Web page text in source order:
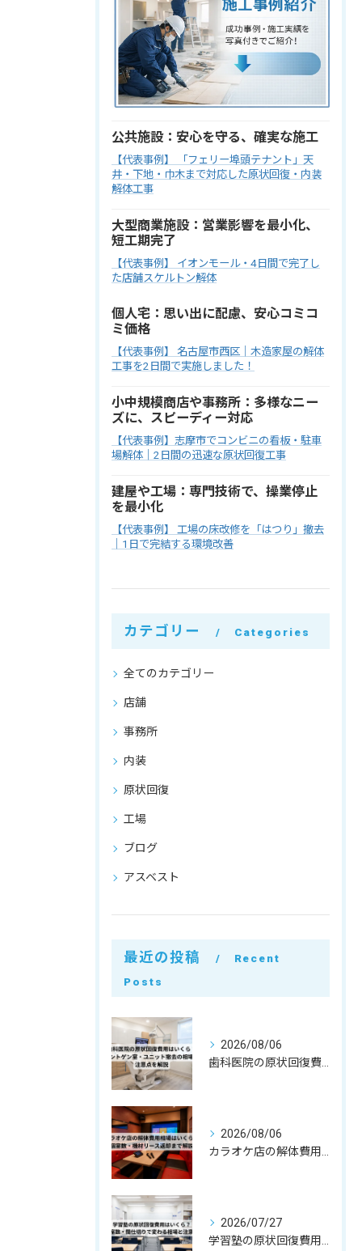
公共施設：安心を守る、確実な施工
【代表事例】 「フェリー埠頭テナント」天
井・下地・巾木まで対応した原状回復・内装
解体工事
大型商業施設：営業影響を最小化、
短工期完了
【代表事例】 イオンモール・4日間で完了し
た店舗スケルトン解体
個人宅：思い出に配慮、安心コミコ
ミ価格
【代表事例】 名古屋市西区｜木造家屋の解体
工事を2日間で実施しました！
小中規模商店や事務所：多様なニー
ズに、スピーディー対応
【代表事例】志摩市でコンビニの看板・駐車
場解体｜2日間の迅速な原状回復工事
建屋や工場：専門技術で、操業停止
を最小化
【代表事例】 工場の床改修を「はつり」撤去
｜1日で完結する環境改善
カテゴリー Categories
全てのカテゴリー
店舗
事務所
内装
原状回復
工場
ブログ
アスベスト
最近の投稿
Recent
Posts
2026/08/06
2026/08/06
2026/07/27